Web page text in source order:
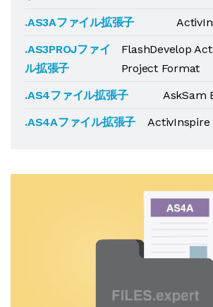
.AS3Aファイル拡張子
.AS3PROJファイ
ル拡張子
FlashDevelop
Project Format
.AS4ファイル拡張子
AskSam
.AS4Aファイル拡張子
ActivInspire